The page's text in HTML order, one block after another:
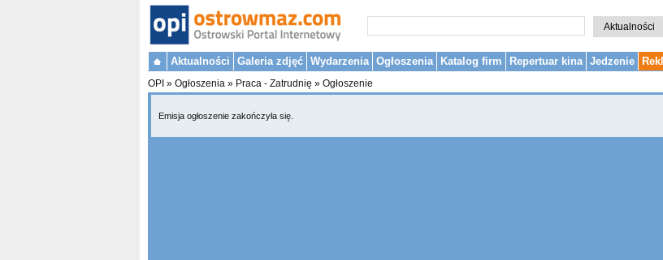
Aktualności Galeria zdjęć Wydarzenia Ogłoszenia Katalog firm Repertuar kina Jedzenie
OPI » Ogłoszenia » Praca - Zatrudnię » Ogłoszenie
Emisja ogłoszenie zakończyła się.